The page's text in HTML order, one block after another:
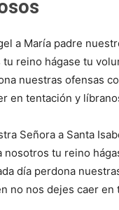
a María padre
reino hágase tu
nuestras ofensas
en tentación y
Señora a Santa
nosotros tu reino
día perdona
no nos dejes caer